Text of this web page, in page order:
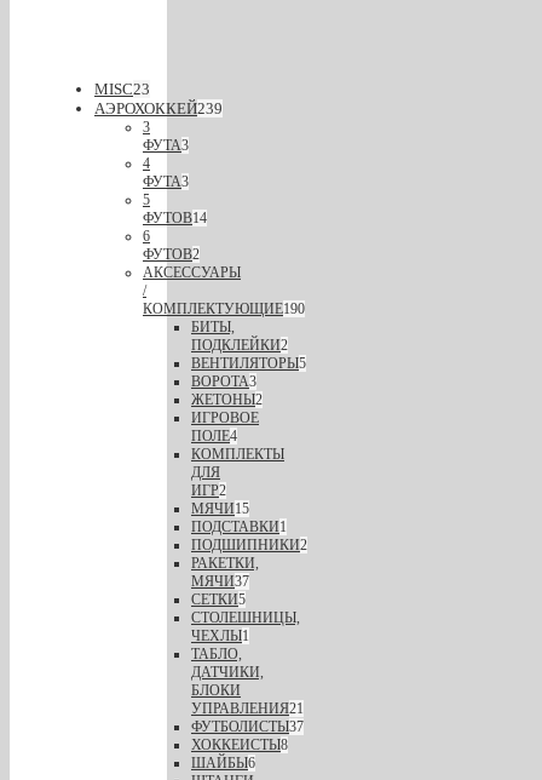
MISC23
АЭРОХОККЕЙ239
3
ФУТА3
4
ФУТА3
5
ФУТОВ14
6
ФУТОВ2
АКСЕССУАРЫ
/
КОМПЛЕКТУЮЩИЕ190
БИТЫ,
ПОДКЛЕЙКИ2
ВЕНТИЛЯТОРЫ5
ВОРОТА3
ЖЕТОНЫ2
ИГРОВОЕ
ПОЛЕ4
КОМПЛЕКТЫ
ДЛЯ
ИГР2
МЯЧИ15
ПОДСТАВКИ1
ПОДШИПНИКИ2
РАКЕТКИ,
МЯЧИ37
СЕТКИ5
СТОЛЕШНИЦЫ,
ЧЕХЛЫ1
ТАБЛО,
ДАТЧИКИ,
БЛОКИ
УПРАВЛЕНИЯ21
ФУТБОЛИСТЫ37
ХОККЕИСТЫ8
ШАЙБЫ6